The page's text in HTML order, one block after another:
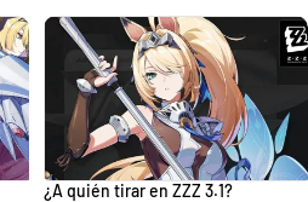
¿A quién tirar en ZZZ 3.1?